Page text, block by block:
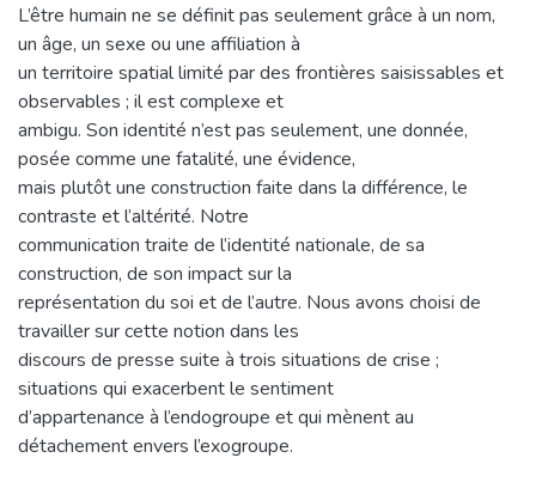
L’être humain ne se définit pas seulement grâce à un nom,
un âge, un sexe ou une affiliation à
un territoire spatial limité par des frontières saisissables et
observables ; il est complexe et
ambigu. Son identité n’est pas seulement, une donnée,
posée comme une fatalité, une évidence,
mais plutôt une construction faite dans la différence, le
contraste et l’altérité. Notre
communication traite de l’identité nationale, de sa
construction, de son impact sur la
représentation du soi et de l’autre. Nous avons choisi de
travailler sur cette notion dans les
discours de presse suite à trois situations de crise ;
situations qui exacerbent le sentiment
d’appartenance à l’endogroupe et qui mènent au
détachement envers l’exogroupe.